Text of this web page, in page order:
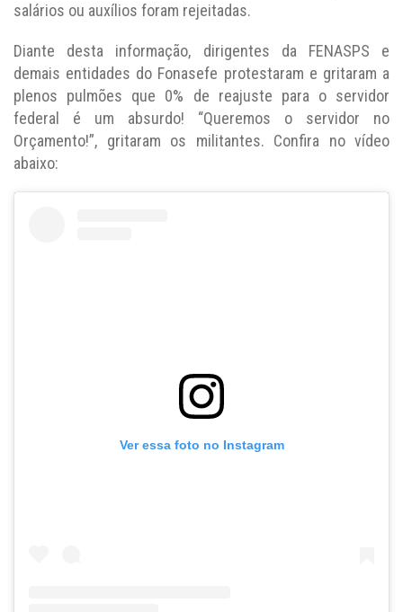
salários ou auxílios foram rejeitadas.
Diante desta informação, dirigentes da FENASPS e
demais entidades do Fonasefe protestaram e gritaram a
plenos pulmões que 0% de reajuste para o servidor
federal é um absurdo! “Queremos o servidor no
Orçamento!”, gritaram os militantes. Confira no vídeo
abaixo:
Ver essa foto no Instagram